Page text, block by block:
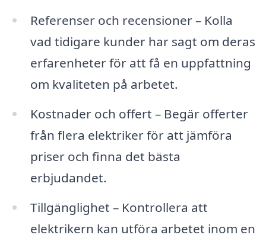
Referenser och recensioner – Kolla
vad tidigare kunder har sagt om deras
erfarenheter för att få en uppfattning
om kvaliteten på arbetet.
Kostnader och offert – Begär offerter
från flera elektriker för att jämföra
priser och finna det bästa
erbjudandet.
Tillgänglighet – Kontrollera att
elektrikern kan utföra arbetet inom en